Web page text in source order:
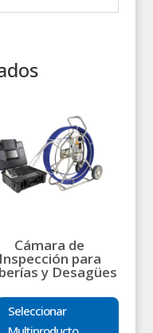
Cámara de
Inspección para
y Desagües
Seleccionar